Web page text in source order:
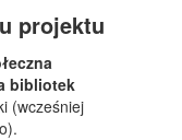
projektu
bibliotek
(wcześniej